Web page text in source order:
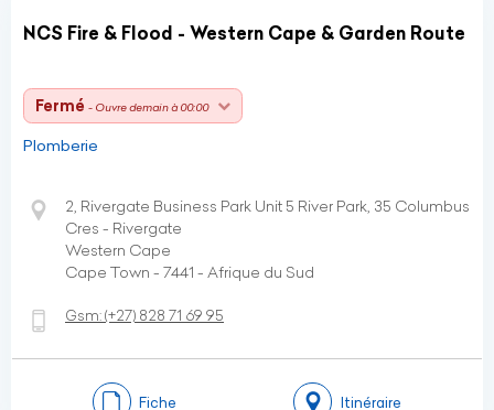
NCS Fire & Flood - Western Cape & Garden Route
Fermé - Ouvre demain à 00:00
Plomberie
2, Rivergate Business Park Unit 5 River Park, 35 Columbus
Cres - Rivergate
Western Cape
Cape Town - 7441 - Afrique du Sud
Gsm:(+27) 828 71 69 95
Fiche Itinéraire